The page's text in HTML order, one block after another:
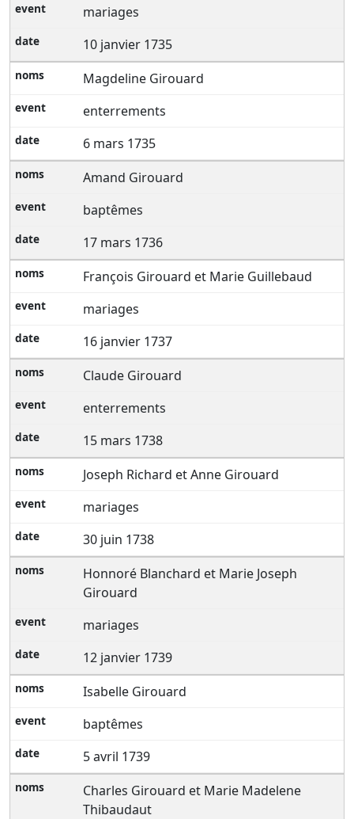
mariages
10 janvier 1735
Magdeline Girouard
enterrements
6 mars 1735
Amand Girouard
baptêmes
17 mars 1736
François Girouard et Marie Guillebaud
mariages
16 janvier 1737
Claude Girouard
enterrements
15 mars 1738
Joseph Richard et Anne Girouard
mariages
30 juin 1738
Honnoré Blanchard et Marie Joseph
Girouard
mariages
12 janvier 1739
Isabelle Girouard
baptêmes
5 avril 1739
Charles Girouard et Marie Madelene
Thibaudaut